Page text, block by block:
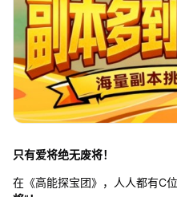
只有爱将绝无废将！
在《高能探宝团》，人人都有C位